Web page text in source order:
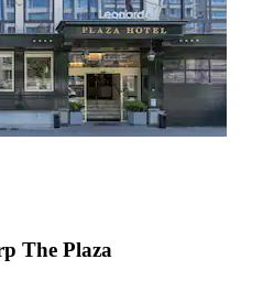
The Plaza